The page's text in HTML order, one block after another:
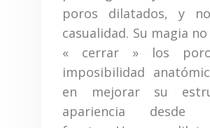
poros dilatados, y
casualidad. Su magia
« cerrar » los
imposibilidad
en mejorar su
apariencia desde